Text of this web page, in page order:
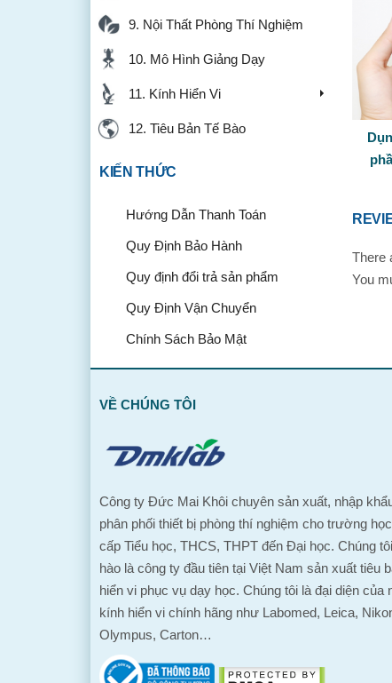
9. Nội Thất Phòng Thí Nghiệm
10. Mô Hình Giảng Dạy
11. Kính Hiển Vi
12. Tiêu Bản Tế Bào
KIẾN THỨC
Hướng Dẫn Thanh Toán
Quy Định Bảo Hành
Quy định đổi trả sản phẩm
Quy Định Vận Chuyển
Chính Sách Bảo Mật
There
You
VỀ CHÚNG TÔI
Công ty Đức Mai Khôi chuyên sản xuất, nhập
phân phối thiết bị phòng thí nghiệm cho trường
cấp Tiểu học, THCS, THPT đến Đại học. Chúng
hào là công ty đầu tiên tại Việt Nam sản xuất tiêu
hiển vi phục vụ dạy học. Chúng tôi là đại diện của
kính hiển vi chính hãng như Labomed, Leica,
Olympus, Carton…